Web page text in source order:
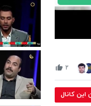
۲
این کانال